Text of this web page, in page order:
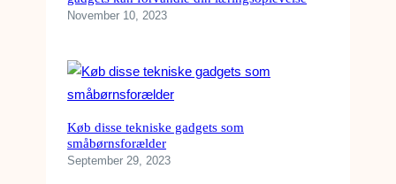
November 10, 2023
Køb disse tekniske gadgets som
småbørnsforælder
September 29, 2023